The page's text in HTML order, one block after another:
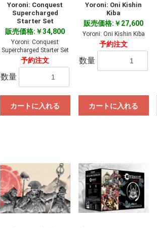
Yoroni: Conquest
Supercharged
Starter Set
販売価格:￥34,800
Yoroni: Conquest
Supercharged Starter Set
予約注文
数量
カートに入れる
Yoroni: Oni Kishin
Kiba
販売価格:￥27,600
Yoroni: Oni Kishin Kiba
予約注文
数量
カートに入れる